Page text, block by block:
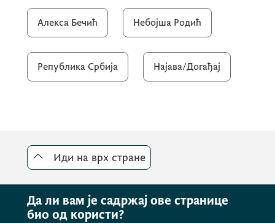
Алекса Бечић Небојша Родић
Република Србија Најава/Догађај
Иди на врх стране
Да ли вам је садржај ове странице
био од користи?